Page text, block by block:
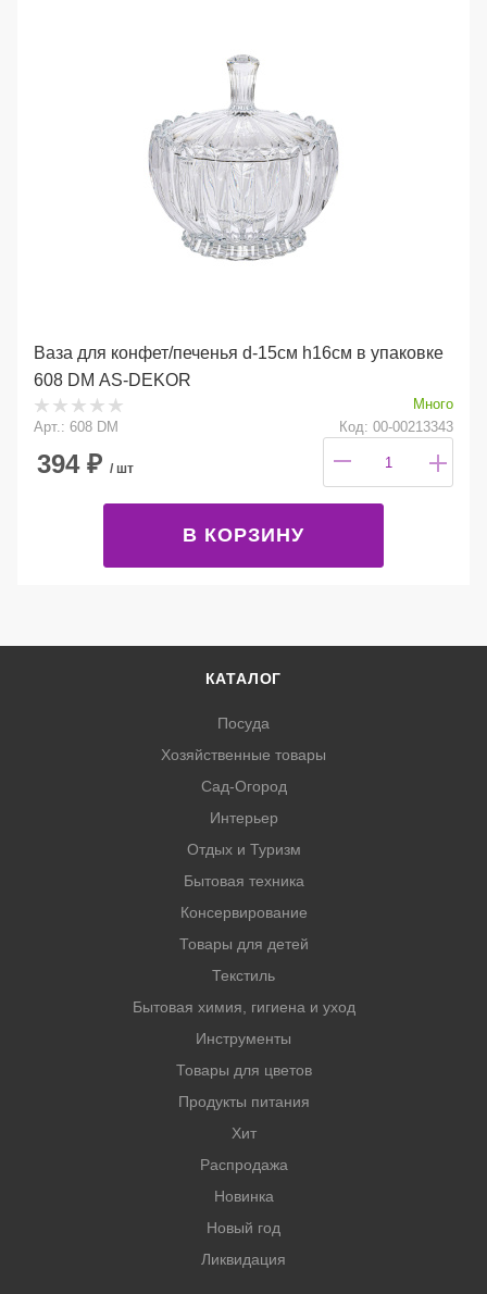
Ваза для конфет/печенья d-15см h16см в упаковке
608 DM AS-DEKOR
Много
Арт.: 608 DM
Код: 00-00213343
394₽ / шт
В КОРЗИНУ
КАТАЛОГ
Посуда
Хозяйственные товары
Сад-Огород
Интерьер
Отдых и Туризм
Бытовая техника
Консервирование
Товары для детей
Текстиль
Бытовая химия, гигиена и уход
Инструменты
Товары для цветов
Продукты питания
Хит
Распродажа
Новинка
Новый год
Ликвидация